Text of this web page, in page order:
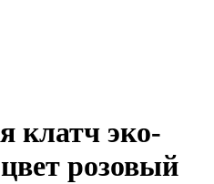
клатч эко-
розовый